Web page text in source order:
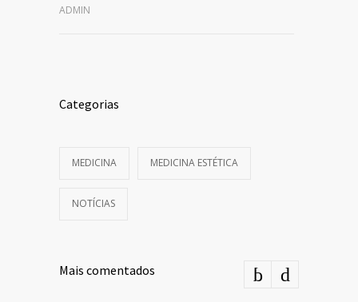
ADMIN
Categorias
MEDICINA MEDICINA ESTÉTICA
NOTÍCIAS
Mais comentados